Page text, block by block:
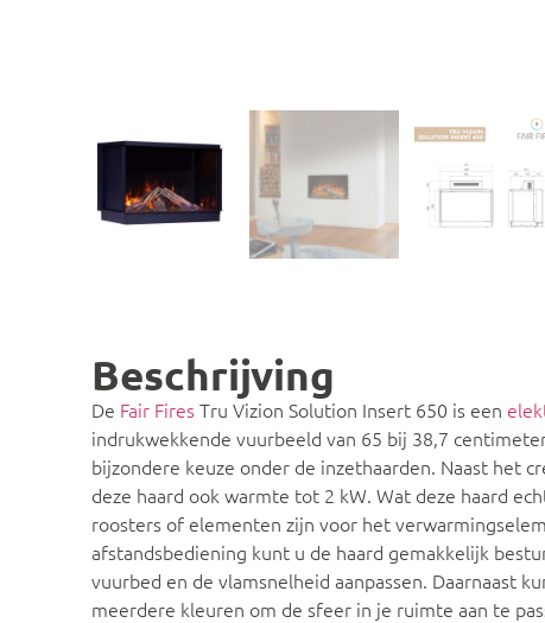
Beschrijving
De Fair Fires Tru Vizion Solution Insert 650 is een
indrukwekkende vuurbeeld van 65 bij 38,7
bijzondere keuze onder de inzethaarden. Naast het
deze haard ook warmte tot 2 kW. Wat deze haard
roosters of elementen zijn voor het
afstandsbediening kunt u de haard gemakkelijk
vuurbed en de vlamsnelheid aanpassen. Daarnaast
meerdere kleuren om de sfeer in je ruimte aan te